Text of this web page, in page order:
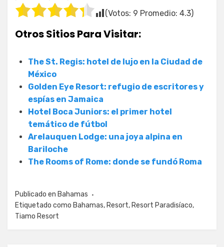
(Votos: 9 Promedio: 4.3)
Otros Sitios Para Visitar:
The St. Regis: hotel de lujo en la Ciudad de
México
Golden Eye Resort: refugio de escritores y
espías en Jamaica
Hotel Boca Juniors: el primer hotel
temático de fútbol
Arelauquen Lodge: una joya alpina en
Bariloche
The Rooms of Rome: donde se fundó Roma
Publicado en Bahamas
Etiquetado como Bahamas, Resort, Resort Paradisíaco,
Tiamo Resort